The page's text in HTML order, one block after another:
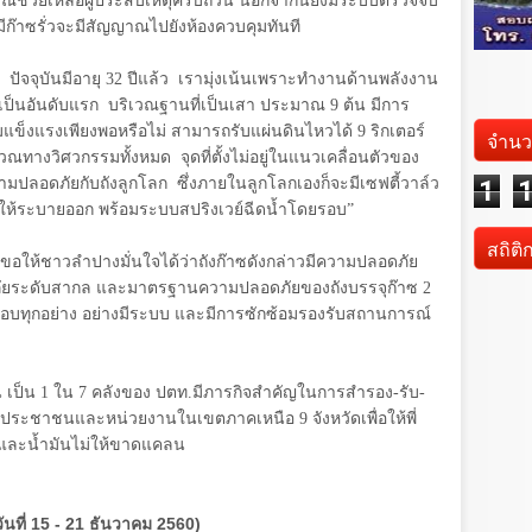
ก๊าซรั่วจะมีสัญญาณไปยังห้องควบคุมทันที
ปัจจุบันมีอายุ 32 ปีแล้ว เรามุ่งเน้นเพราะทำงานด้านพลังงาน
ป็นอันดับแรก บริเวณฐานที่เป็นเสา ประมาณ 9 ต้น มีการ
ข็งแรงเพียงพอหรือไม่ สามารถรับแผ่นดินไหวได้ 9 ริกเตอร์
ณทางวิศวกรรมทั้งหมด จุดที่ตั้งไม่อยู่ในแนวเคลื่อนตัวของ
ปลอดภัยกับถังลูกโลก ซึ่งภายในลูกโลกเองก็จะมีเซฟตี้วาล์ว
ระบายออก พร้อมระบบสปริงเวย์ฉีดน้ำโดยรอบ”
อให้ชาวลำปางมั่นใจได้ว่าถังก๊าซดังกล่าวมีความปลอดภัย
ะดับสากล และมาตรฐานความปลอดภัยของถังบรรจุก๊าซ 2
บทุกอย่าง อย่างมีระบบ และมีการซักซ้อมรองรับสถานการณ์
เป็น 1 ใน 7 คลังของ ปตท.มีภารกิจสำคัญในการสำรอง-รับ-
ระชาชนและหน่วยงานในเขตภาคเหนือ 9 จังหวัดเพื่อให้พี่
ละน้ำมันไม่ให้ขาดแคลน
ที่ 15 - 21 ธันวาคม 2560)
จำน
1
สถิติ